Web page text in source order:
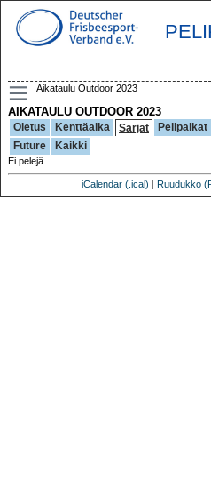
Aikataulu Outdoor 2023
AIKATAULU OUTDOOR 2023
Oletus Kenttäaika Sarjat Pelipaikat
Future
Kaikki
Ei pelejä.
iCalendar (.ical) | Ruudukko